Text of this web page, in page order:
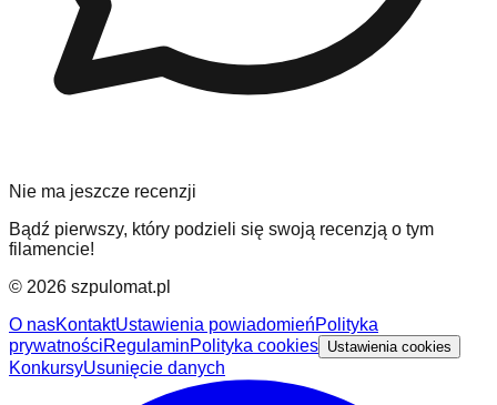
Nie ma jeszcze recenzji
Bądź pierwszy, który podzieli się swoją recenzją o tym
filamencie!
© 2026 szpulomat.pl
O nasKontaktUstawienia powiadomieńPolityka
prywatnościRegulaminPolityka cookies Ustawienia cookies
KonkursyUsunięcie danych